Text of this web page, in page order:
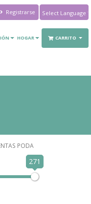
Registrarse
Translate
HOGAR CARRITO
PODA
271